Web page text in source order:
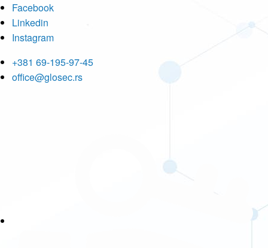
Facebook
Linkedin
Instagram
+381 69-195-97-45
office@glosec.rs